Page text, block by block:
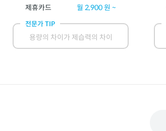
제휴카드
월 2,900원 ~
전문가 TIP
용량의 차이가 제습력의 차이